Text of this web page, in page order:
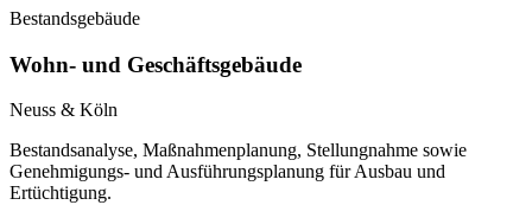
Bestandsgebäude
Wohn- und Geschäftsgebäude
Neuss & Köln
Bestandsanalyse, Maßnahmenplanung, Stellungnahme sowie
Genehmigungs- und Ausführungsplanung für Ausbau und
Ertüchtigung.